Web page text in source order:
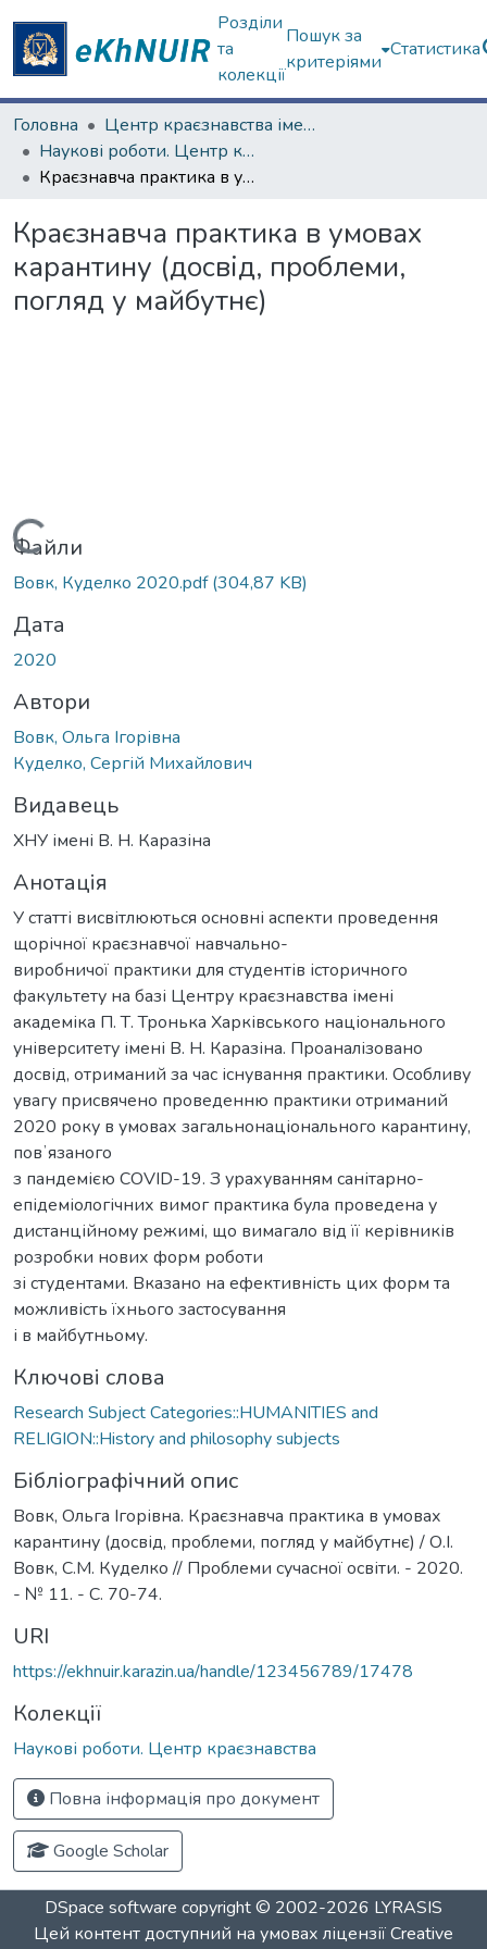
Розділи
та
колекції
Пошук за
критеріями
Статистика
Головна
Центр краєзнавства імені академіка П.Т. Тронька
Наукові роботи. Центр краєзнавства
Краєзнавча практика в умовах карантину (досвід, проблеми, погляд у майбутнє)
Краєзнавча практика в умовах
карантину (досвід, проблеми,
погляд у майбутнє)
Вантажиться...
Файли
Вовк, Куделко 2020.pdf(304,87 KB)
Дата
2020
Автори
Вовк, Ольга Ігорівна
Куделко, Сергій Михайлович
Видавець
ХНУ імені В. Н. Каразіна
Анотація
У статті висвітлюються основні аспекти проведення
щорічної краєзнавчої навчально-
виробничої практики для студентів історичного
факультету на базі Центру краєзнавства імені
академіка П. Т. Тронька Харківського національного
університету імені В. Н. Каразіна. Проаналізовано
досвід, отриманий за час існування практики. Особливу
увагу присвячено проведенню практики отриманий
2020 року в умовах загальнонаціонального карантину,
повʼязаного
з пандемією COVID-19. З урахуванням санітарно-
епідеміологічних вимог практика була проведена у
дистанційному режимі, що вимагало від її керівників
розробки нових форм роботи
зі студентами. Вказано на ефективність цих форм та
можливість їхнього застосування
і в майбутньому.
Ключові слова
Research Subject Categories::HUMANITIES and
RELIGION::History and philosophy subjects
Бібліографічний опис
Вовк, Ольга Ігорівна. Краєзнавча практика в умовах
карантину (досвід, проблеми, погляд у майбутнє) / О.І.
Вовк, С.М. Куделко // Проблеми сучасної освіти. - 2020.
- № 11. - C. 70-74.
URI
https://ekhnuir.karazin.ua/handle/123456789/17478
Колекції
Наукові роботи. Центр краєзнавства
Повна інформація про документ
Google Scholar
DSpace software copyright © 2002-2026 LYRASIS
Цей контент доступний на умовах ліцензіїCreative